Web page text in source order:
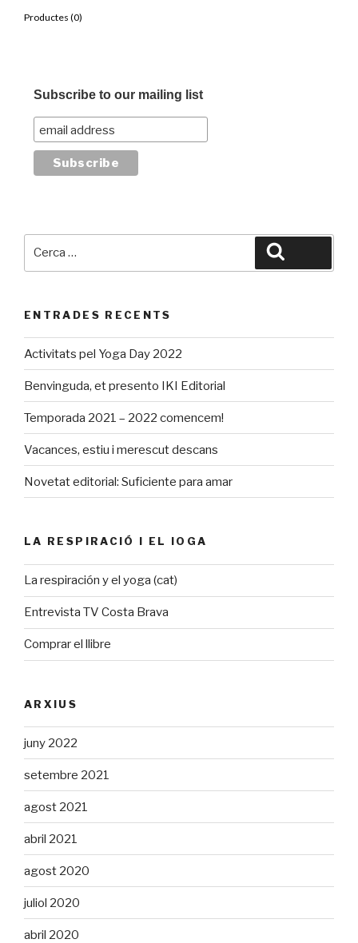
Productes (0)
Subscribe to our mailing list
ENTRADES RECENTS
Activitats pel Yoga Day 2022
Benvinguda, et presento IKI Editorial
Temporada 2021 – 2022 comencem!
Vacances, estiu i merescut descans
Novetat editorial: Suficiente para amar
LA RESPIRACIÓ I EL IOGA
La respiración y el yoga (cat)
Entrevista TV Costa Brava
Comprar el llibre
ARXIUS
juny 2022
setembre 2021
agost 2021
abril 2021
agost 2020
juliol 2020
abril 2020